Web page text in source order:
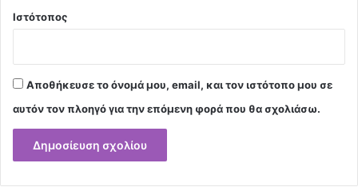
Ιστότοπος
Αποθήκευσε το όνομά μου, email, και τον ιστότοπο μου σε
αυτόν τον πλοηγό για την επόμενη φορά που θα σχολιάσω.